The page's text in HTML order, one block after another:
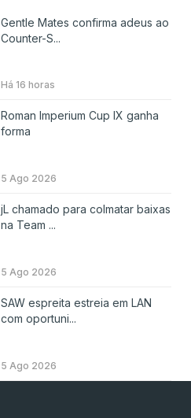
Gentle Mates confirma adeus ao
Counter-S...
Há 16 horas
Roman Imperium Cup IX ganha
forma
5 Ago 2026
jL chamado para colmatar baixas
na Team ...
5 Ago 2026
SAW espreita estreia em LAN
com oportuni...
5 Ago 2026